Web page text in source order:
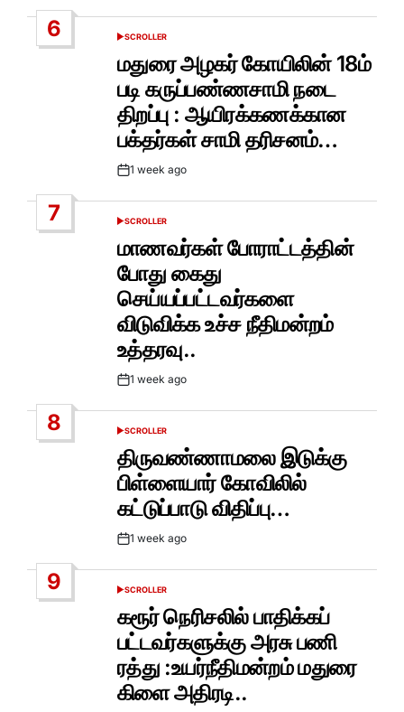
6
POSTED
SCROLLER
மதுரை அழகர் கோயிலின் 18ம்
படி கருப்பண்ணசாமி நடை
திறப்பு : ஆயிரக்கணக்கான
பக்தர்கள் சாமி தரிசனம்…
Post1 week ago
7
POSTED
SCROLLER
மாணவர்கள் போராட்டத்தின்
போது கைது
செய்யப்பட்டவர்களை
விடுவிக்க உச்ச நீதிமன்றம்
உத்தரவு..
Post1 week ago
8
POSTED
SCROLLER
திருவண்ணாமலை இடுக்கு
பிள்ளையார் கோவிலில்
கட்டுப்பாடு விதிப்பு…
Post1 week ago
9
POSTED
SCROLLER
கரூர் நெரிசலில் பாதிக்கப்
பட்டவர்களுக்கு அரசு பணி
ரத்து :உயர்நீதிமன்றம் மதுரை
கிளை அதிரடி..